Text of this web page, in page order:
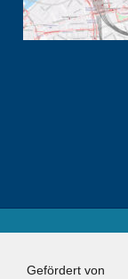
Gefördert von